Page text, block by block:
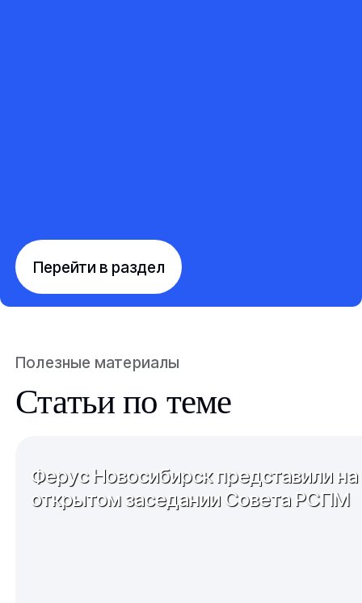
Перейти в раздел
Полезные материалы
Статьи по теме
Ферус Новосибирск представили на
открытом заседании Совета РСПМ